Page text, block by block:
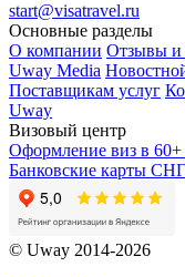
start@visatravel.ru
Основные разделы
О компании Отзывы и
Uway Media
Поставщикам услуг
Uway
Визовый центр
Оформление виз в 60+
Банковские карты СНГ
© Uway 2014-2026